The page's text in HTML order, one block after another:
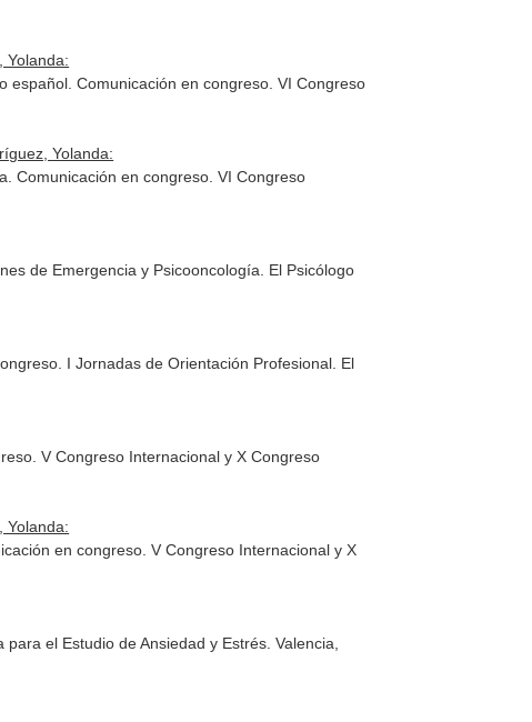
Yolanda:
español. Comunicación en congreso. VI Congreso
Yolanda:
Comunicación en congreso. VI Congreso
de Emergencia y Psicooncología. El Psicólogo
I Jornadas de Orientación Profesional. El
V Congreso Internacional y X Congreso
Yolanda:
en congreso. V Congreso Internacional y X
el Estudio de Ansiedad y Estrés. Valencia,